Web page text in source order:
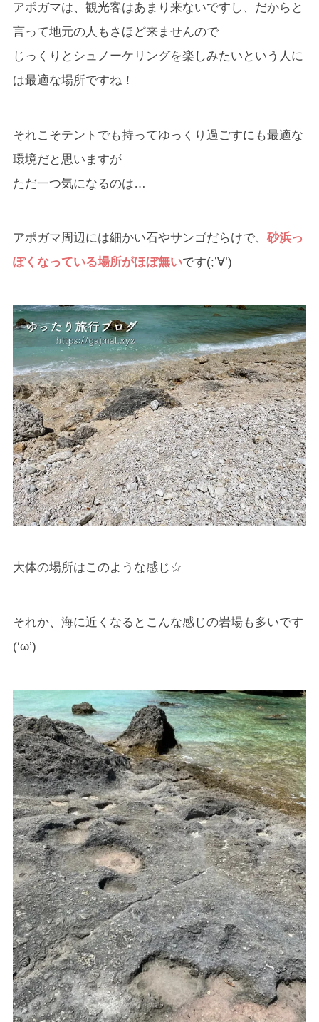
アポガマは、観光客はあまり来ないですし、だからと
言って地元の人もさほど来ませんので
じっくりとシュノーケリングを楽しみたいという人に
は最適な場所ですね！
それこそテントでも持ってゆっくり過ごすにも最適な
環境だと思いますが
ただ一つ気になるのは…
アポガマ周辺には細かい石やサンゴだらけで、 砂浜っ
ぽくなっている場所がほぼ無いです(;’∀’)
大体の場所はこのような感じ☆
それか、海に近くなるとこんな感じの岩場も多いです
(‘ω’)